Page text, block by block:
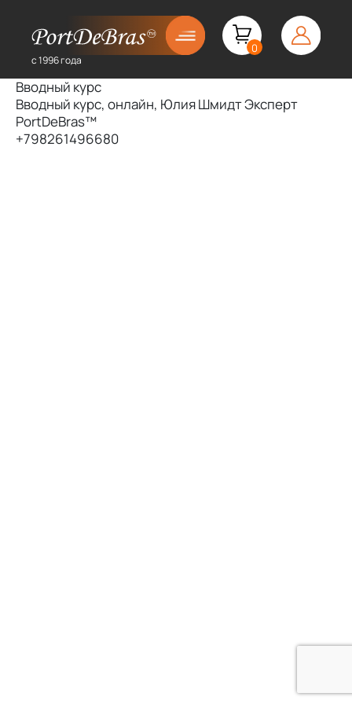
с 1996 года
0
Вводный курс
Вводный курс, онлайн, Юлия Шмидт Эксперт
PortDeBras™
+798261496680